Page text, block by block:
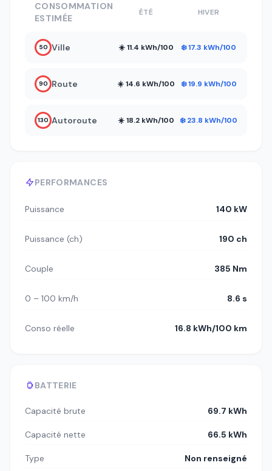
PERFORMANCES
Puissance 140 kW
Puissance (ch) 190 ch
Couple 385 Nm
0 – 100 km/h 8.6 s
Conso réelle 16.8 kWh/100 km
BATTERIE
Capacité brute 69.7 kWh
Capacité nette 66.5 kWh
Type Non renseigné
CONSOMMATION
ESTIMÉE
ÉTÉ HIVER
50 Ville ☀️ 11.4 kWh/100 ❄️ 17.3 kWh/100
90 Route ☀️ 14.6 kWh/100 ❄️ 19.9 kWh/100
130 Autoroute ☀️ 18.2 kWh/100 ❄️ 23.8 kWh/100